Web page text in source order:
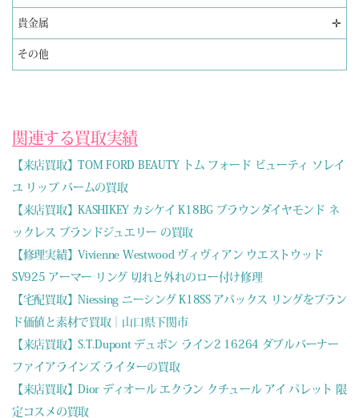
貴金属 ✛
その他
関連する買取実績
【来店買取】TOM FORD BEAUTY トム フォード ビューティ ソレイ
ユ リップ バームの買取
【来店買取】KASHIKEY カシケイ K18BG ブラウンダイヤモンド ネ
ックレス ブランドジュエリー の買取
【修理実績】Vivienne Westwood ヴィヴィアン ウエストウッド
SV925 アーマー リング 切れと外れのロー付け修理
【宅配買取】Niessing ニーシング K18SS アバックス リングをブラン
ド価値と素材で買取｜山口県下関市
【来店買取】S.T.Dupont デュポン ライン2 16264 ダブルバーナー
ファイアラインズ ライターの買取
【来店買取】Dior ディオール エクラン クチュール アイ パレット 限
定コスメの買取